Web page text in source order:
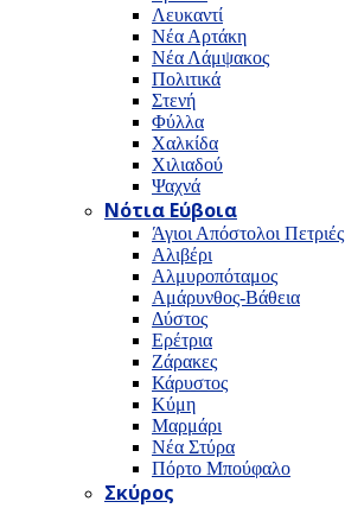
Λευκαντί
Νέα Αρτάκη
Νέα Λάμψακος
Πολιτικά
Στενή
Φύλλα
Χαλκίδα
Χιλιαδού
Ψαχνά
Νότια Εύβοια
Άγιοι Απόστολοι Πετριές
Αλιβέρι
Αλμυροπόταμος
Αμάρυνθος-Βάθεια
Δύστος
Ερέτρια
Ζάρακες
Κάρυστος
Κύμη
Μαρμάρι
Νέα Στύρα
Πόρτο Μπούφαλο
Σκύρος